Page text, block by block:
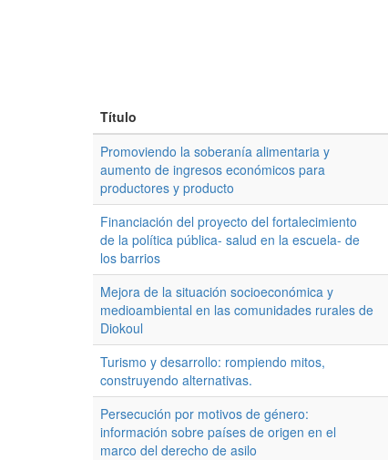
Título
Promoviendo la soberanía alimentaria y
aumento de ingresos económicos para
productores y producto
Financiación del proyecto del fortalecimiento
de la política pública- salud en la escuela- de
los barrios
Mejora de la situación socioeconómica y
medioambiental en las comunidades rurales de
Diokoul
Turismo y desarrollo: rompiendo mitos,
construyendo alternativas.
Persecución por motivos de género:
información sobre países de origen en el
marco del derecho de asilo